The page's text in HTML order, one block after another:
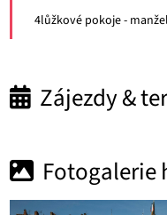
4lůžkové pokoje -
Zájezdy &
Fotogalerie